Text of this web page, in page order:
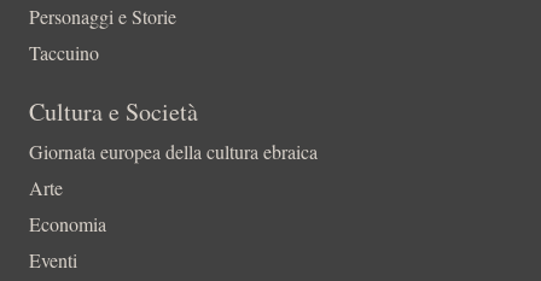
Personaggi e Storie
Taccuino
Cultura e Società
Giornata europea della cultura ebraica
Arte
Economia
Eventi